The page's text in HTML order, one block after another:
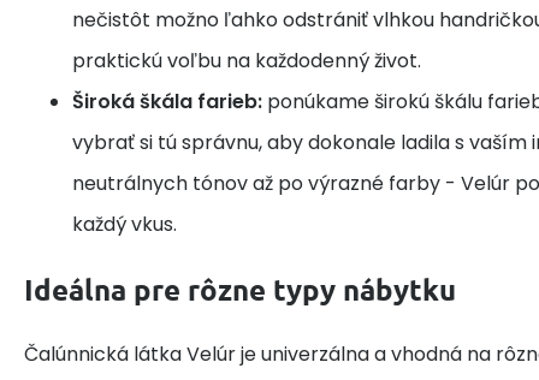
nečistôt možno ľahko odstrániť vlhkou
praktickú voľbu na každodenný život.
Široká škála farieb: ponúkame širokú škálu
vybrať si tú správnu, aby dokonale ladila s vaším
neutrálnych tónov až po výrazné farby - Velúr
každý vkus.
Ideálna pre rôzne typy nábytku
Čalúnnická látka Velúr je univerzálna a vhodná na